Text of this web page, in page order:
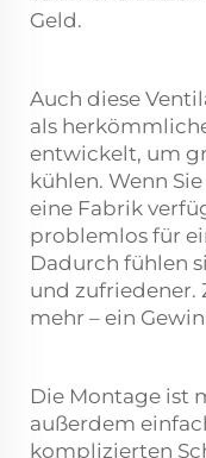
Geld.
Auch diese
als
entwickelt, um
kühlen. Wenn
eine Fabrik
problemlos für
Dadurch fühlen
und zufriedener.
mehr – ein
Die Montage ist
außerdem
komplizierten